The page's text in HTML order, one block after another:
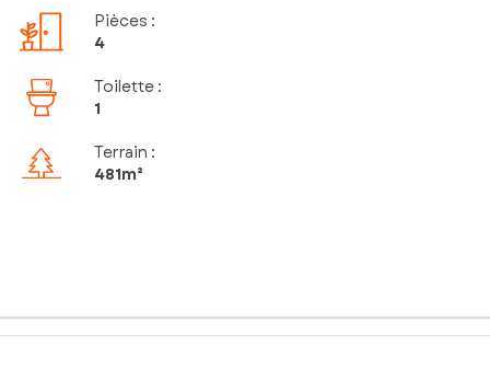
Pièces :
4
Toilette :
1
Terrain :
481m²